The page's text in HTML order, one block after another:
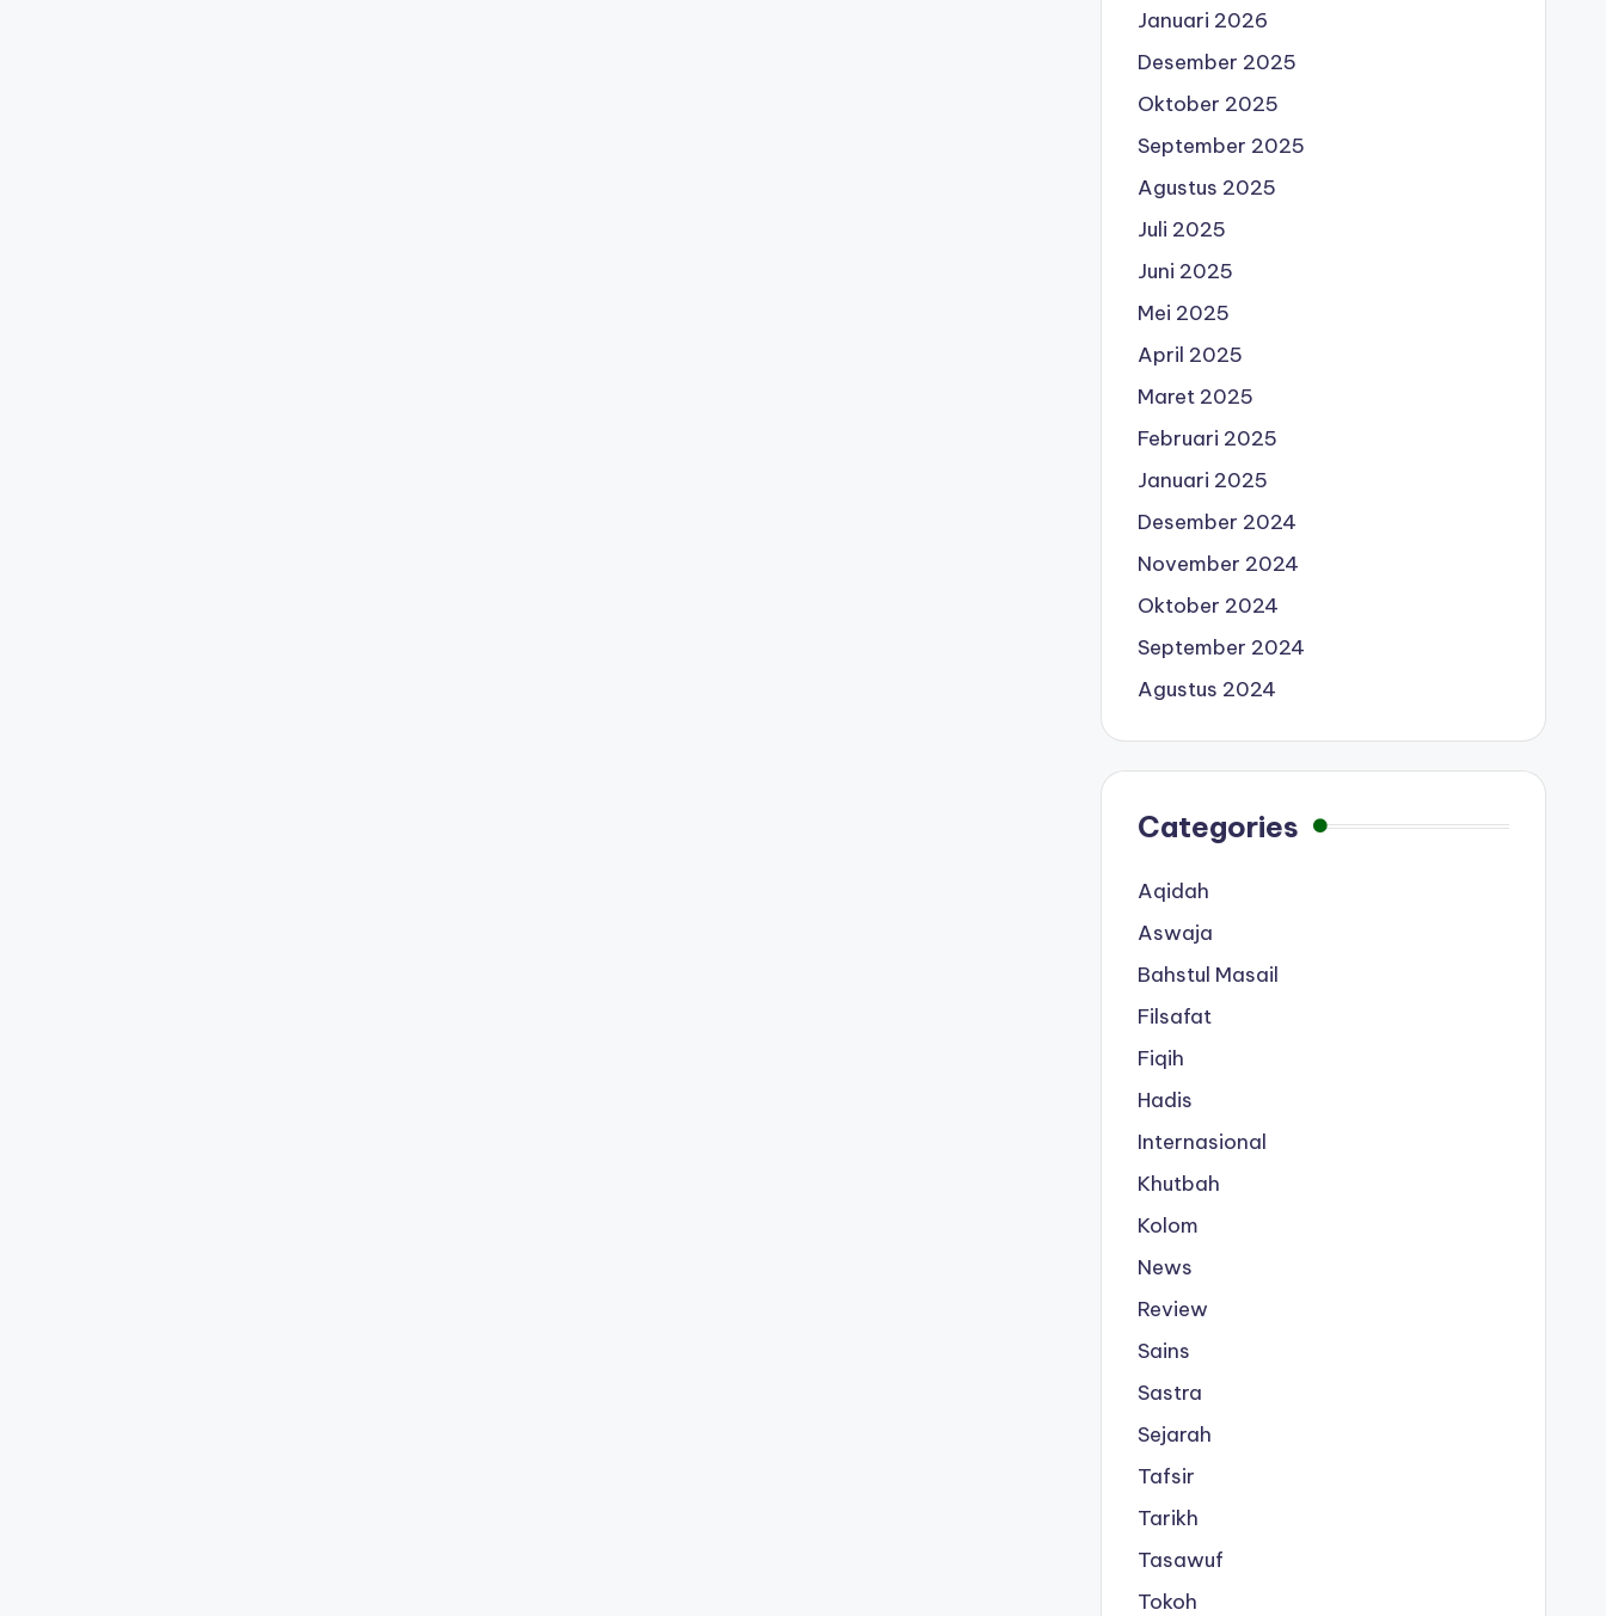
Januari 2026
Desember 2025
Oktober 2025
September 2025
Agustus 2025
Juli 2025
Juni 2025
Mei 2025
April 2025
Maret 2025
Februari 2025
Januari 2025
Desember 2024
November 2024
Oktober 2024
September 2024
Agustus 2024
Categories
Aqidah
Aswaja
Bahstul Masail
Filsafat
Fiqih
Hadis
Internasional
Khutbah
Kolom
News
Review
Sains
Sastra
Sejarah
Tafsir
Tarikh
Tasawuf
Tokoh